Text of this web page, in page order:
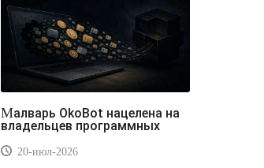
Малварь OkoBot нацелена на
владельцев программных
20-июл-2026